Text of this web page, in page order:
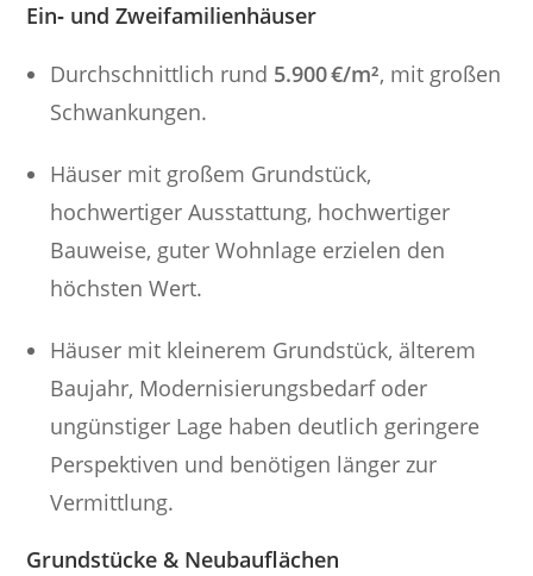
Ein‑ und Zweifamilienhäuser
Durchschnittlich rund 5.900 €/m², mit großen
Schwankungen.
Häuser mit großem Grundstück,
hochwertiger Ausstattung, hochwertiger
Bauweise, guter Wohnlage erzielen den
höchsten Wert.
Häuser mit kleinerem Grundstück, älterem
Baujahr, Modernisierungsbedarf oder
ungünstiger Lage haben deutlich geringere
Perspektiven und benötigen länger zur
Vermittlung.
Grundstücke & Neubauflächen